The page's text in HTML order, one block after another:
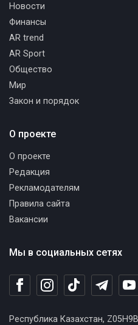
Мы в социальных сетях
Республика Казахстан,
Новости
Финансы
AR trend
AR Sport
Общество
Мир
Закон и порядок
О проекте
О проекте
Редакция
Рекламодателям
Правила сайта
Вакансии